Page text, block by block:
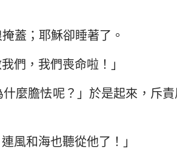
蓋；耶穌卻睡著了。
們，我們喪命啦！」
麼膽怯呢？」於是起來，斥
風和海也聽從他了！」